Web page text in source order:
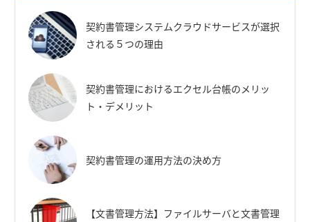
契約書管理システムクラウドサービスが選択
される５つの理由
契約書管理におけるエクセル台帳のメリッ
ト・デメリット
契約書管理の運用方法の決め方
【文書管理方法】ファイルサーバと文書管理